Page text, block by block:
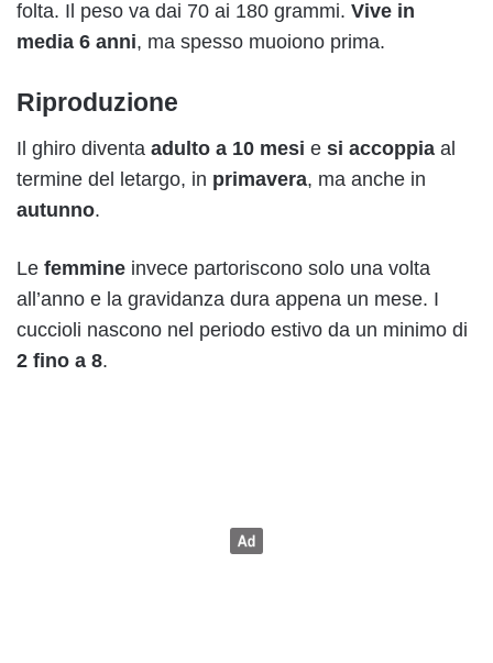
folta. Il peso va dai 70 ai 180 grammi. Vive in
media 6 anni, ma spesso muoiono prima.
Riproduzione
Il ghiro diventa adulto a 10 mesi e si accoppia al
termine del letargo, in primavera, ma anche in
autunno.
Le femmine invece partoriscono solo una volta
all’anno e la gravidanza dura appena un mese. I
cuccioli nascono nel periodo estivo da un minimo di
2 fino a 8.